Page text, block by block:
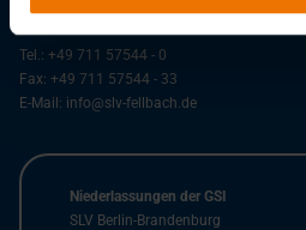
70736Fellbach
Tel.: +49 711 57544 - 0
Fax: +49 711 57544 - 33
E-Mail: info@slv-fellbach.de
Niederlassungen der GSI
SLV Berlin-Brandenburg